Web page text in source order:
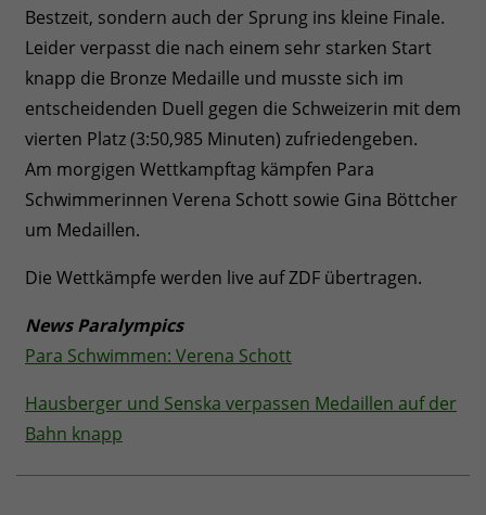
Bestzeit, sondern auch der Sprung ins kleine Finale.
Leider verpasst die nach einem sehr starken Start
knapp die Bronze Medaille und musste sich im
entscheidenden Duell gegen die Schweizerin mit dem
vierten Platz (3:50,985 Minuten) zufriedengeben.
Am morgigen Wettkampftag kämpfen Para
Schwimmerinnen Verena Schott sowie Gina Böttcher
um Medaillen.
Die Wettkämpfe werden live auf ZDF übertragen.
News Paralympics
Para Schwimmen: Verena Schott
Hausberger und Senska verpassen Medaillen auf der
Bahn knapp